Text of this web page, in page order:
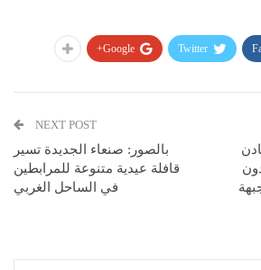
Twitter
Google+
NEXT POST
بالصور: صنعاء الجديدة تسير
قافلة عيدية متنوعة للمرابطين
في الساحل الغربي